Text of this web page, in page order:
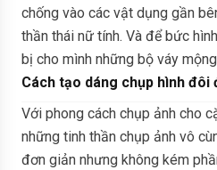
chống vào các vật dụng gần
thần thái nữ tính. Và để bức
bị cho mình những bộ váy
Cách tạo dáng chụp hình đôi
Với phong cách chụp ảnh cho
những tinh thần chụp ảnh vô
đơn giản nhưng không kém